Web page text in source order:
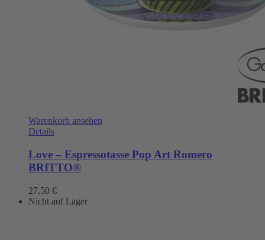
Warenkorb ansehen
Details
Love – Espressotasse Pop Art Romero
BRITTO®
27,50 €
Nicht auf Lager